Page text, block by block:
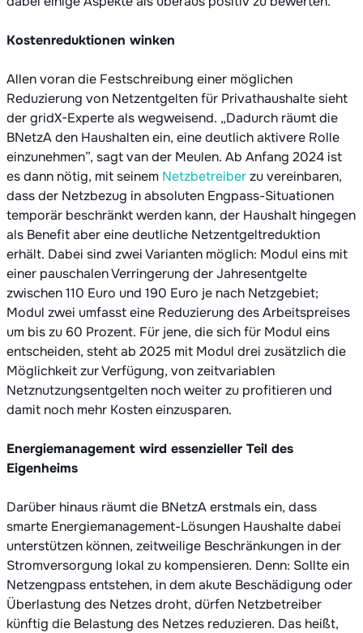
Kostenreduktionen winken
Allen voran die Festschreibung einer möglichen
Reduzierung von Netzentgelten für Privathaushalte sieht
der gridX-Experte als wegweisend. „Dadurch räumt die
BNetzA den Haushalten ein, eine deutlich aktivere Rolle
einzunehmen”, sagt van der Meulen. Ab Anfang 2024 ist
es dann nötig, mit seinem Netzbetreiberzu vereinbaren,
dass der Netzbezug in absoluten Engpass-Situationen
temporär beschränkt werden kann, der Haushalt hingegen
als Benefit aber eine deutliche Netzentgeltreduktion
erhält. Dabei sind zwei Varianten möglich: Modul eins mit
einer pauschalen Verringerung der Jahresentgelte
zwischen 110 Euro und 190 Euro je nach Netzgebiet;
Modul zwei umfasst eine Reduzierung des Arbeitspreises
um bis zu 60 Prozent. Für jene, die sich für Modul eins
entscheiden, steht ab 2025 mit Modul drei zusätzlich die
Möglichkeit zur Verfügung, von zeitvariablen
Netznutzungsentgelten noch weiter zu profitieren und
damit noch mehr Kosten einzusparen.
Energiemanagement wird essenzieller Teil des
Eigenheims
Darüber hinaus räumt die BNetzA erstmals ein, dass
smarte Energiemanagement-Lösungen Haushalte dabei
unterstützen können, zeitweilige Beschränkungen in der
Stromversorgung lokal zu kompensieren. Denn: Sollte ein
Netzengpass entstehen, in dem akute Beschädigung oder
Überlastung des Netzes droht, dürfen Netzbetreiber
künftig die Belastung des Netzes reduzieren. Das heißt,